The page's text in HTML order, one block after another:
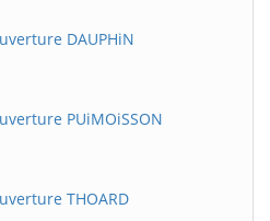
DAUPHiN
PUiMOiSSON
THOARD